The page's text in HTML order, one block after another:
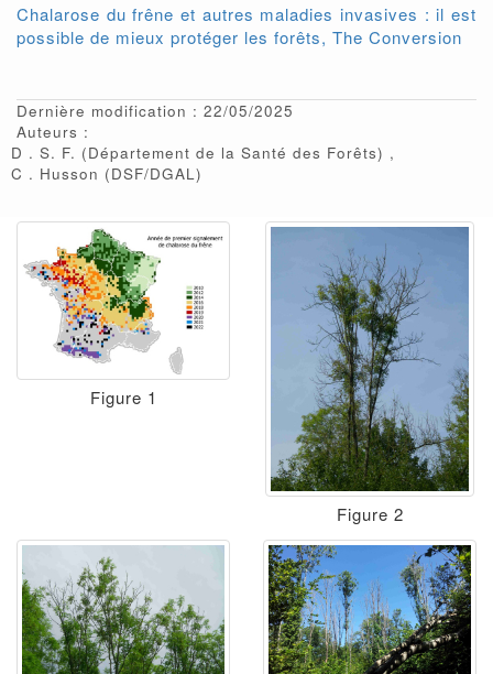
Chalarose du frêne et autres maladies invasives : il est
possible de mieux protéger les forêts, The Conversion
Dernière modification : 22/05/2025
Auteurs :
D
S. F. (Département de la Santé des Forêts)
C
Husson (DSF/DGAL)
Figure 1
Figure 2